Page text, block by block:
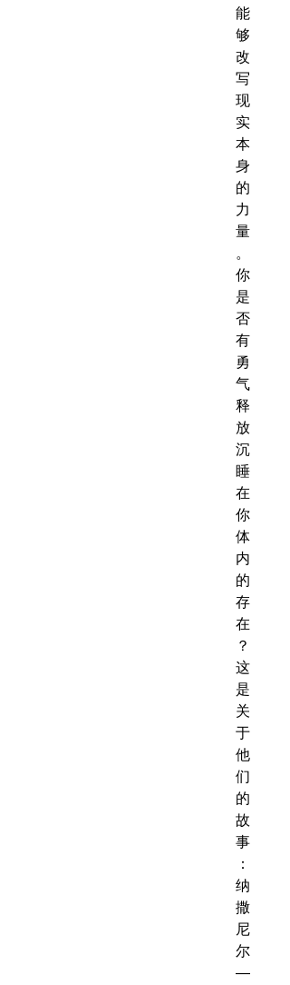
能
够
改
写
现
实
本
身
的
力
量
。
你
是
否
有
勇
气
释
放
沉
睡
在
你
体
内
的
存
在
？
这
是
关
于
他
们
的
故
事
：
纳
撒
尼
尔
—